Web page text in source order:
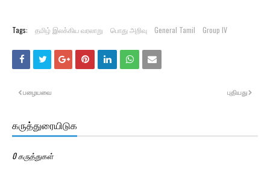
Tags: தமிழ் இலக்கிய வரலாறு பொது அறிவு General Tamil Group IV
புதியது
பழையவை
கருத்துரையிடுக
0 கருத்துகள்